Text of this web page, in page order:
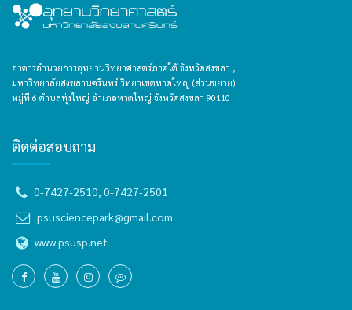
อาคารอำนวยการอุทยานวิทยาศาสตร์ภาคใต้ จังหวัดสงขลา ,
มหาวิทยาลัยสงขลานครินทร์ วิทยาเขตหาดใหญ่ (ส่วนขยาย)
หมู่ที่ 6 ตำบลทุ่งใหญ่ อำเภอหาดใหญ่ จังหวัดสงขลา 90110
ติดต่อสอบถาม
0-7427-2510, 0-7427-2501
psusciencepark@gmail.com
www.psusp.net